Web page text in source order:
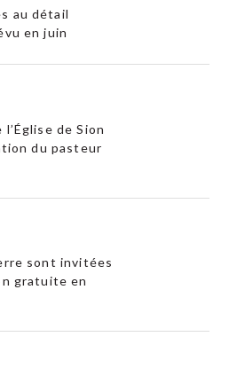
au détail
en juin
de Sion
du pasteur
sont invitées
gratuite en